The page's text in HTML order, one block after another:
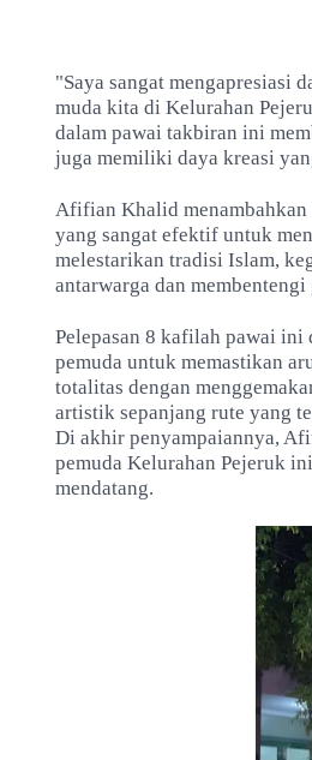
"Saya sangat mengapresiasi
muda kita di Kelurahan
dalam pawai takbiran ini
juga memiliki daya kreasi
Afifian Khalid
yang sangat efektif untuk
melestarikan tradisi Islam,
antarwarga dan
Pelepasan 8 kafilah pawai ini
pemuda untuk memastikan
totalitas dengan
artistik sepanjang rute yang
Di akhir penyampaiannya,
pemuda Kelurahan Pejeruk
mendatang.